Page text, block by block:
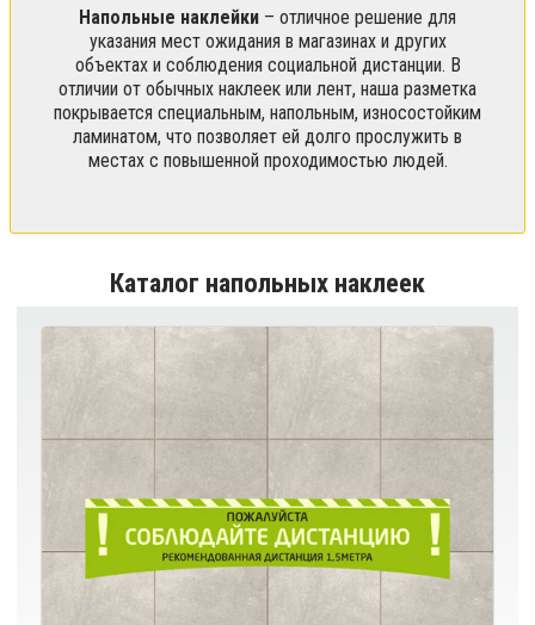
Напольные наклейки – отличное решение для
указания мест ожидания в магазинах и других
объектах и соблюдения социальной дистанции. В
отличии от обычных наклеек или лент, наша разметка
покрывается специальным, напольным, износостойким
ламинатом, что позволяет ей долго прослужить в
местах с повышенной проходимостью людей.
Каталог напольных наклеек